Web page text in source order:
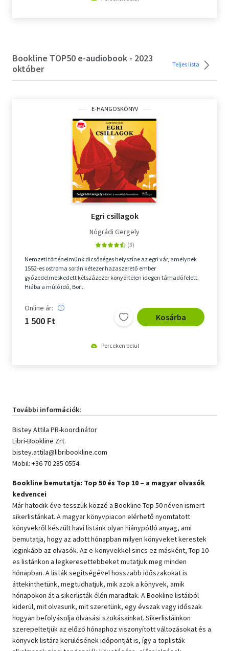
Bookline TOP50 e-audiobook - 2023
október
Teljes lista
E-HANGOSKÖNYV
Egri csillagok
Nógrádi Gergely
Nemzeti történelmünk dicsőséges helyszíne az egri vár, amelynek
1552-es ostroma során kétezer hazaszerető ember
győzedelmeskedett kétszázezer könyörtelen idegen támadó felett.
Hiába a múló idő, Bor...
Online ár:
1 500 Ft Kosárba
Perceken belül
További információk:
Bistey Attila PR-koordinátor
Libri-Bookline Zrt.
bistey.attila@libribookline.com
Mobil: +36 70 285 0554
Bookline bemutatja: Top 50 és Top 10 – a magyar olvasók
kedvencei
Már hatodik éve tesszük közzé a Bookline Top 50 néven ismert
sikerlistánkat. A magyar könyvpiacon elérhető nyomtatott
könyvekről készült havi listánk olyan hiánypótló anyag, ami
bemutatja, hogy az adott hónapban milyen könyveket kerestek
leginkább az olvasók. Az e-könyvekkel sincs ez másként, Top 10-
es listánkon a legkeresettebbeket mutatjuk meg minden
hónapban. A listák segítségével hosszabb időszakokat is
áttekinthetünk, megtudhatjuk, mik azok a könyvek, amik
hónapokon át a sikerlisták élén maradtak. A Bookline listáiból
kiderül, mit olvasunk, mit szeretünk, egy évszak vagy időszak
hogyan befolyásolja olvasási szokásainkat. Sikerlistáinkon
szerepeltetjük az előző hónaphoz viszonyított változásokat és a
könyvek listára kerülésének időpontját is, így a toplisták